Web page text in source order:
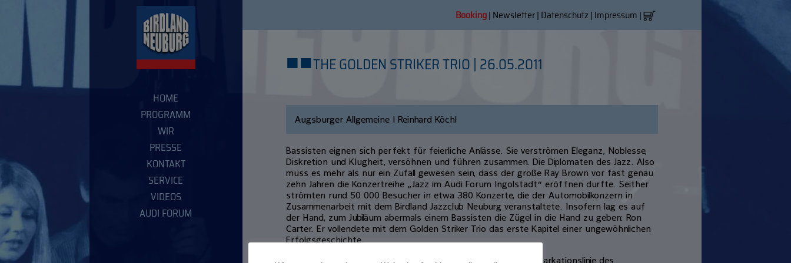
HOME
PROGRAMM
WIR
PRESSE
KONTAKT
SERVICE
VIDEOS
AUDI FORUM
Booking| Newsletter| Datenschutz| Impressum |
■■THE GOLDEN STRIKER TRIO | 26.05.2011
Augsburger Allgemeine | Reinhard Köchl
Bassisten eignen sich perfekt für feierliche Anlässe. Sie verströmen Eleganz, Noblesse,
Diskretion und Klugheit, versöhnen und führen zusammen. Die Diplomaten des Jazz. Also
muss es mehr als nur ein Zufall gewesen sein, dass der große Ray Brown vor fast genau
zehn Jahren die Konzertreihe „Jazz im Audi Forum Ingolstadt“ eröffnen durfte. Seither
strömten rund 50 000 Besucher in etwa 380 Konzerte, die der Automobilkonzern in
Zusammenarbeit mit dem Birdland Jazzclub Neuburg veranstaltete. Insofern lag es auf
der Hand, zum Jubiläum abermals einem Bassisten die Zügel in die Hand zu geben: Ron
Carter. Er vollendete mit dem Golden Striker Trio das erste Kapitel einer ungewöhnlichen
Erfolgsgeschichte.
Kaum vorstellbar, dass der Mann einst mit Miles Davis die Demarkationslinie des